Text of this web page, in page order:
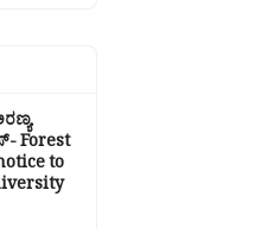
Forest
to